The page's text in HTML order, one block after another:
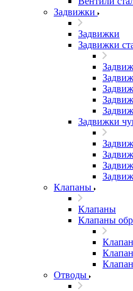
Задвижки
Задвижки
Задвижки
Задвижки
Клапаны
Клапаны
Клапаны
Отводы